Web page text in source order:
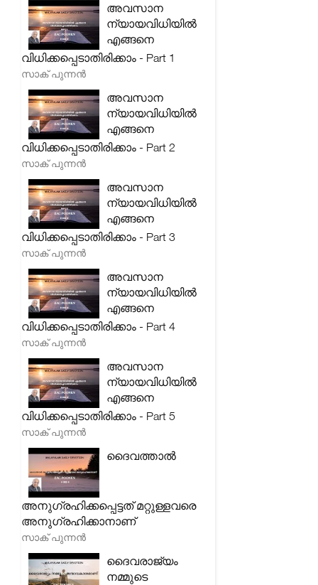
അവസാന
ന്യായവിധിയിൽ
എങ്ങനെ
വിധിക്കപ്പെടാതിരിക്കാം - Part 1
സാക് പുന്നൻ
അവസാന
ന്യായവിധിയിൽ
എങ്ങനെ
വിധിക്കപ്പെടാതിരിക്കാം - Part 2
സാക് പുന്നൻ
അവസാന
ന്യായവിധിയിൽ
എങ്ങനെ
വിധിക്കപ്പെടാതിരിക്കാം - Part 3
സാക് പുന്നൻ
അവസാന
ന്യായവിധിയിൽ
എങ്ങനെ
വിധിക്കപ്പെടാതിരിക്കാം - Part 4
സാക് പുന്നൻ
അവസാന
ന്യായവിധിയിൽ
എങ്ങനെ
വിധിക്കപ്പെടാതിരിക്കാം - Part 5
സാക് പുന്നൻ
ദൈവത്താൽ
അനുഗ്രഹിക്കപ്പെട്ടത് മറ്റുള്ളവരെ
അനുഗ്രഹിക്കാനാണ്
സാക് പുന്നൻ
ദൈവരാജ്യം
നമ്മുടെ